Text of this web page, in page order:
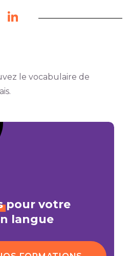
TwitterLinkedIn
le vocabulaire de
pour votre
langue